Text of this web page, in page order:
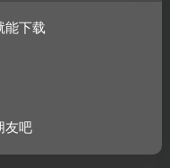
间
能下载
友吧